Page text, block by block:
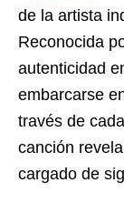
de la artista
Reconocida
autenticidad
embarcarse
través de
canción
cargado de